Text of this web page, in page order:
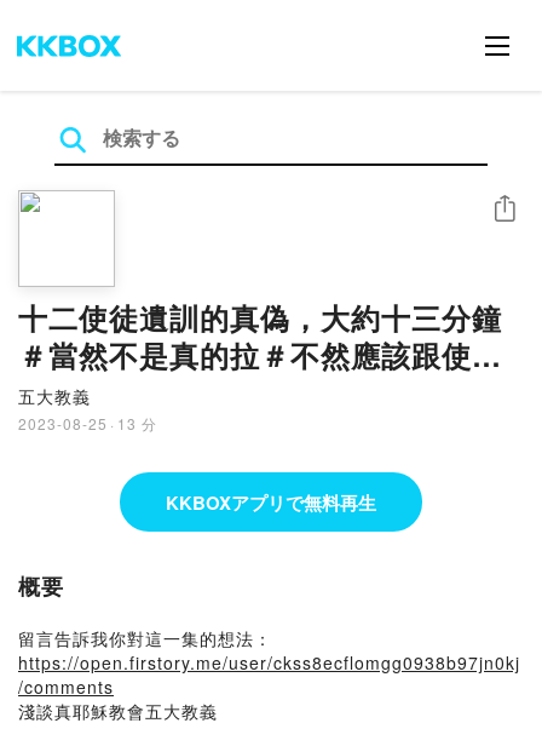
十二使徒遺訓的真偽，大約十三分鐘
＃當然不是真的拉＃不然應該跟使徒
一樣
五大教義
2023-08-25 · 13 分
シェア
KKBOXアプリで無料再生
概要
留言告訴我你對這一集的想法：
https://open.firstory.me/user/ckss8ecflomgg0938b97jn0kj
/comments
淺談真耶穌教會五大教義